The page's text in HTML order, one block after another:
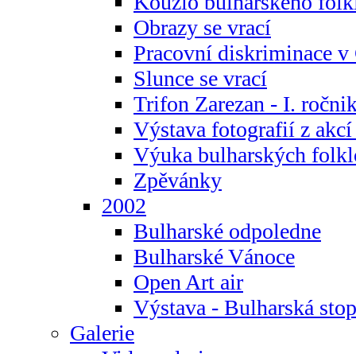
Obrazy se vrací
Pracovní diskriminace
Slunce se vrací
Trifon Zarezan - I.
Výstava fotografií z akcí
Výuka bulharských
Zpěvánky
2002
Bulharské odpoledne
Bulharské Vánoce
Open Art air
Výstava - Bulharská
Galerie